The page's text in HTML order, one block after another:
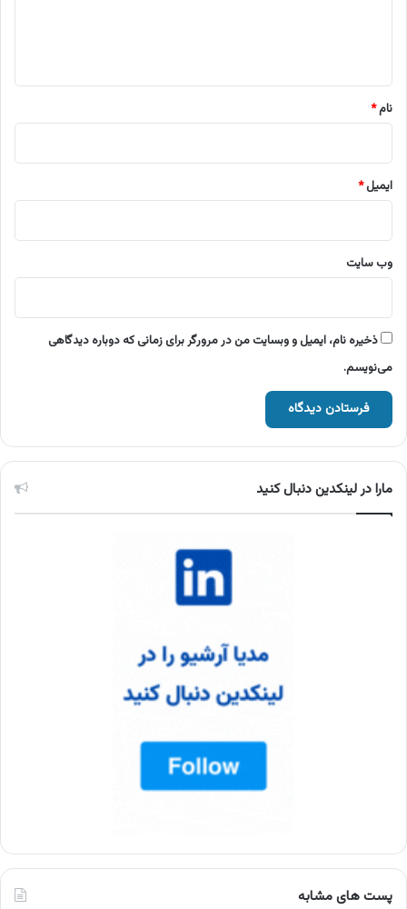
نام*
ایمیل*
وب‌ سایت
ذخیره نام، ایمیل و وبسایت من در مرورگر برای زمانی که دوباره دیدگاهی
می‌نویسم.
مارا در لینکدین دنبال کنید
پست های مشابه